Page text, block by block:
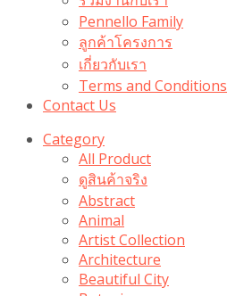
Pennello Family
ลูกค้าโครงการ
เกี่ยวกับเรา
Terms and Conditions
Contact Us
Category
All Product
ดูสินค้าจริง
Abstract
Animal
Artist Collection
Architecture
Beautiful City